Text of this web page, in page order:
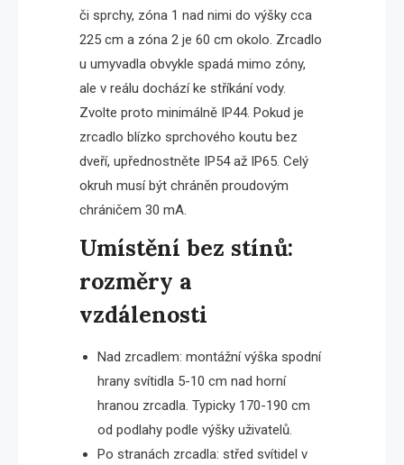
či sprchy, zóna 1 nad nimi do výšky cca
225 cm a zóna 2 je 60 cm okolo. Zrcadlo
u umyvadla obvykle spadá mimo zóny,
ale v reálu dochází ke stříkání vody.
Zvolte proto minimálně IP44. Pokud je
zrcadlo blízko sprchového koutu bez
dveří, upřednostněte IP54 až IP65. Celý
okruh musí být chráněn proudovým
chráničem 30 mA.
Umístění bez stínů:
rozměry a
vzdálenosti
Nad zrcadlem: montážní výška spodní
hrany svítidla 5-10 cm nad horní
hranou zrcadla. Typicky 170-190 cm
od podlahy podle výšky uživatelů.
Po stranách zrcadla: střed svítidel v